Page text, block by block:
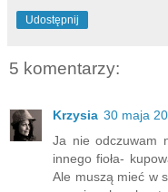
Udostępnij
5 komentarzy:
Krzysia 30 maja
Ja nie odczuwam
innego fioła-
Ale muszą mieć w